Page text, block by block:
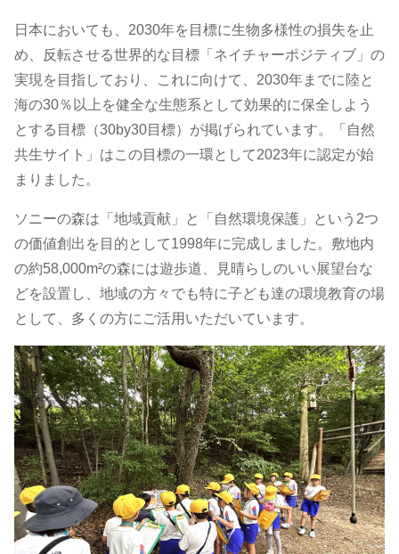
年
度
前
期
「自
然
共
生
サ
イ
ト」
に
認
日本においても、2030年を目標に生物多様性の損失を止
め、反転させる世界的な目標「ネイチャーポジティブ」の
実現を目指しており、これに向けて、2030年までに陸と
海の30％以上を健全な生態系として効果的に保全しよう
とする目標（30by30目標）が掲げられています。「自然
共生サイト」はこの目標の一環として2023年に認定が始
まりました。
ソニーの森は「地域貢献」と「自然環境保護」という2つ
の価値創出を目的として1998年に完成しました。敷地内
の約58,000m²の森には遊歩道、見晴らしのいい展望台な
どを設置し、地域の方々でも特に子ども達の環境教育の場
として、多くの方にご活用いただいています。